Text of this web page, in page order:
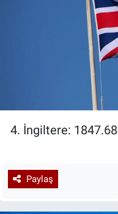
4. İngiltere: 1847.68
Paylaş